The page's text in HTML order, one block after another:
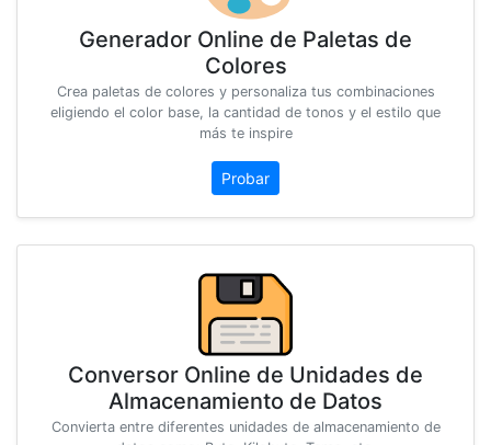
Generador Online de Paletas de
Colores
Crea paletas de colores y personaliza tus combinaciones
eligiendo el color base, la cantidad de tonos y el estilo que
más te inspire
Probar
Conversor Online de Unidades de
Almacenamiento de Datos
Convierta entre diferentes unidades de almacenamiento de